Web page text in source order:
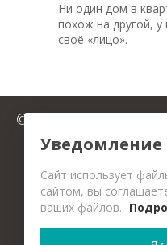
Ни один дом в
похож на другой,
своё «лицо».
Уведомление
Сайт использует
сайтом, вы
ваших файлов.
© 2025 FromMillion.ru